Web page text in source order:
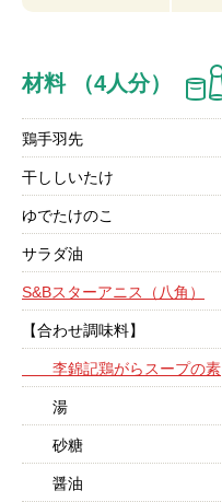
材料 （4人分）
鶏手羽先
干ししいたけ
ゆでたけのこ
サラダ油
S&Bスターアニス（八角）
【合わせ調味料】
李錦記鶏がらスープの素
湯
砂糖
醤油